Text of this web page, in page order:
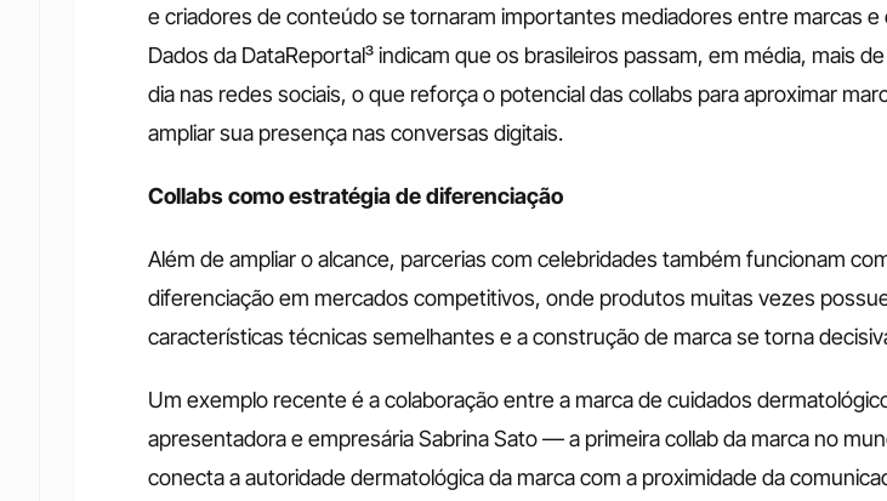
e criadores de conteúdo se tornaram importantes mediadores entre marcas e
Dados da DataReportal³ indicam que os brasileiros passam, em média, mais
dia nas redes sociais, o que reforça o potencial das collabs para aproximar
ampliar sua presença nas conversas digitais.
Collabs como estratégia de diferenciação
Além de ampliar o alcance, parcerias com celebridades também funcionam
diferenciação em mercados competitivos, onde produtos muitas vezes
características técnicas semelhantes e a construção de marca se torna
Um exemplo recente é a colaboração entre a marca de cuidados
apresentadora e empresária Sabrina Sato — a primeira collab da marca no
conecta a autoridade dermatológica da marca com a proximidade da